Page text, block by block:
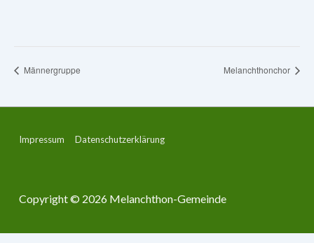
Männergruppe Melanchthonchor
Footer-
Impressum Datenschutzerklärung
Copyright © 2026 Melanchthon-Gemeinde